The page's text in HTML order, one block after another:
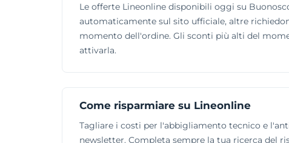
Le offerte Lineonline disponibili oggi su
automaticamente sul sito ufficiale, altre
momento dell'ordine. Gli sconti più alti del
attivarla.
Come risparmiare su Lineonline
Tagliare i costi per l'abbigliamento tecnico e
newsletter. Completa sempre la tua ricerca del